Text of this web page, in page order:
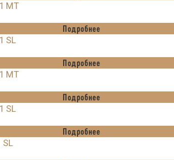
MT
Подробнее
SL
Подробнее
MT
Подробнее
SL
Подробнее
SL